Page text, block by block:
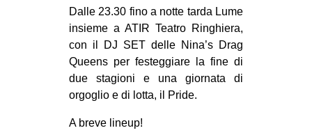
SEARCH
Dalle 23.30 fino a notte tarda Lume
insieme a ATIR Teatro Ringhiera,
con il DJ SET delle Nina’s Drag
Queens per festeggiare la fine di
due stagioni e una giornata di
orgoglio e di lotta, il Pride.
A breve lineup!